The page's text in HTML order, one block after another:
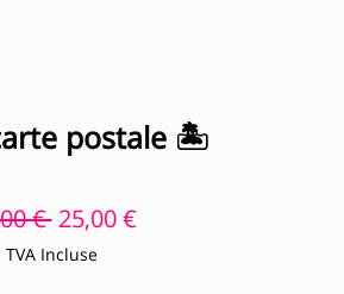
postale 🏝️
€ Prix original
25,00 €Prix promotionnel
TVA Incluse